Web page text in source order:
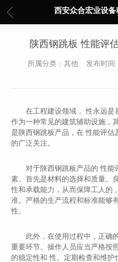
西安众合宏业设备
陕西钢跳板 性能评
所属分类：其他 发布时间
在工程建设领域， 性永远是
作为一种常见的建筑辅助设施，
是陕西钢跳板产品，在 性能评估
的广泛关注。
对于陕西钢跳板产品的 性能
素。首先是材料的选择和质量。
性和承载能力，从而保障工人的
准。严格的生产流程和标准能够
性。
此外，在使用过程中，正确
重要环节。操作人员应当严格按
的稳定性和 性。定期检查和维